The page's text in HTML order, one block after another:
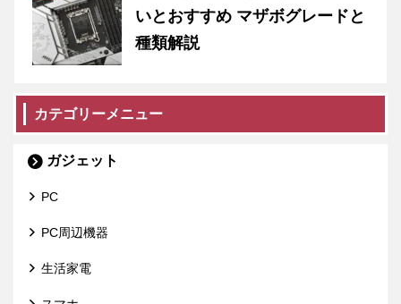
いとおすすめ マザボグレードと
種類解説
カテゴリーメニュー
ガジェット
PC
PC周辺機器
生活家電